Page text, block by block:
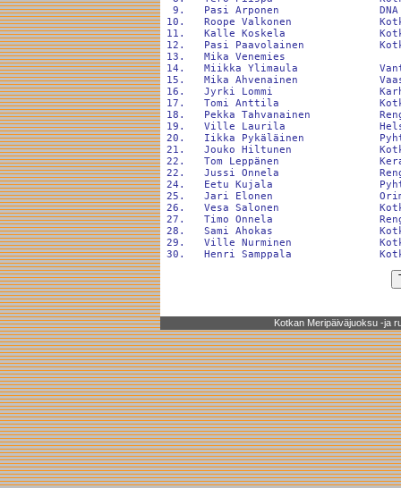
9.   Pasi Arponen
10.   Roope Valkonen
11.   Kalle Koskela
12.   Pasi Paavolainen
13.   Mika Venemies
14.   Miikka Ylimaula
15.   Mika Ahvenainen
16.   Jyrki Lommi
17.   Tomi Anttila
18.   Pekka Tahvanainen
19.   Ville Laurila
20.   Iikka Pykäläinen
21.   Jouko Hiltunen
22.   Tom Leppänen
22.   Jussi Onnela
24.   Eetu Kujala
25.   Jari Elonen
26.   Vesa Salonen
27.   Timo Onnela
28.   Sami Ahokas
29.   Ville Nurminen
Kotkan Meripäiväjuoksu -ja